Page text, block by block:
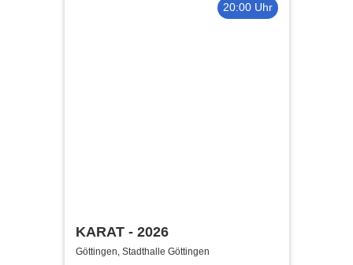
20:00 Uhr
KARAT - 2026
Göttingen, Stadthalle Göttingen